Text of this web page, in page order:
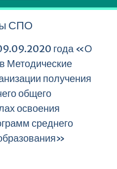
СПО
года «О
Методические
получения
общего
освоения
среднего